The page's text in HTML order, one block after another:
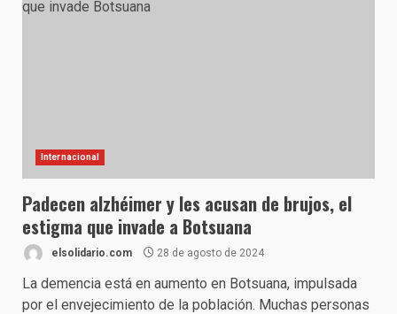
Internacional
Padecen alzhéimer y les acusan de brujos, el
estigma que invade a Botsuana
elsolidario.com 28 de agosto de 2024
La demencia está en aumento en Botsuana, impulsada
por el envejecimiento de la población. Muchas personas